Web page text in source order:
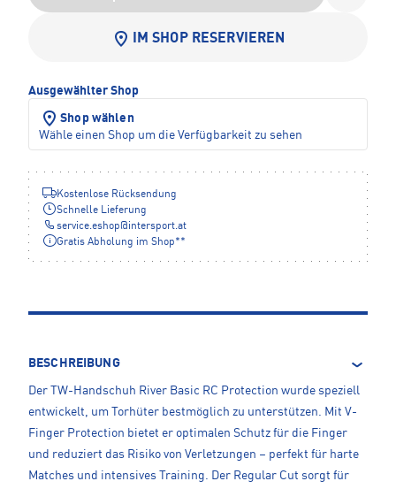
IM SHOP RESERVIEREN
Ausgewählter Shop
Shop wählen
Wähle einen Shop um die Verfügbarkeit zu sehen
Kostenlose Rücksendung
Schnelle Lieferung
service.eshop@intersport.at
Gratis Abholung im Shop**
BESCHREIBUNG
Der TW-Handschuh River Basic RC Protection wurde speziell
entwickelt, um Torhüter bestmöglich zu unterstützen. Mit V-
Finger Protection bietet er optimalen Schutz für die Finger
und reduziert das Risiko von Verletzungen – perfekt für harte
Matches und intensives Training. Der Regular Cut sorgt für